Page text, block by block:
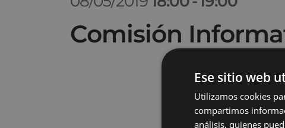
Comisión
Ese sitio web
Utilizamos cookies
compartimos
análisis, quienes